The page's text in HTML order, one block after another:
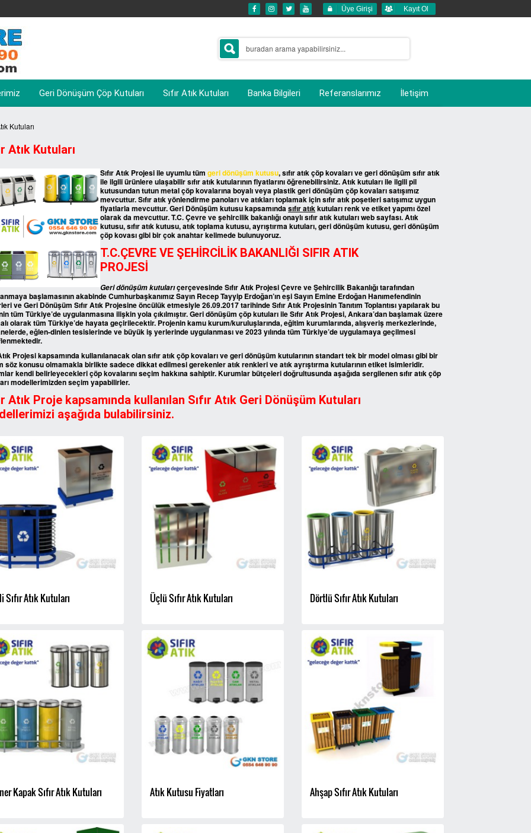
Üye Girişi Kayıt Ol
Geri Dönüşüm Çöp Kutuları Sıfır Atık Kutuları Banka Bilgileri Referanslarımız İletişim
Kutuları
Atık Kutuları
Sıfır Atık Projesi ile uyumlu tüm geri dönüşüm kutusu, sıfır atık çöp kovaları ve geri dönüşüm sıfır atık
ile ilgili ürünlere ulaşabilir sıfır atık kutularının fiyatlarını öğrenebilirsiniz. Atık kutuları ile ilgili pil
kutusundan tutun metal çöp kovalarına boyalı veya plastik geri dönüşüm çöp kovaları satışımız
mevcuttur. Sıfır atık yönlendirme panoları ve atıkları toplamak için sıfır atık poşetleri satışımız uygun
fiyatlarla mevcuttur. Geri Dönüşüm kutusu kapsamındasıfır atıkkutuları renk ve etiket yapımı özel
olarak da mevcuttur. T.C. Çevre ve şehircilik bakanlığı onaylı sıfır atık kutuları web sayfası. Atık
kutusu, sıfır atık kutusu, atık toplama kutusu, ayrıştırma kutuları, geri dönüşüm kutusu, geri dönüşüm
çöp kovası gibi bir çok anahtar kelimede bulunuyoruz.
T.C.ÇEVRE VE ŞEHİRCİLİK BAKANLIĞI SIFIR ATIK
PROJESİ
Geri dönüşüm kutularıçerçevesinde Sıfır Atık Projesi Çevre ve Şehircilik Bakanlığı tarafından
başlamasının akabinde Cumhurbaşkanımız Sayın Recep Tayyip Erdoğan’ın eşi Sayın Emine Erdoğan Hanımefendinin
ve Geri Dönüşüm Sıfır Atık Projesine öncülük etmesiyle 26.09.2017 tarihinde Sıfır Atık Projesinin Tanıtım Toplantısı yapılarak bu
tüm Türkiye’de uygulanmasına ilişkin yola çıkılmıştır. Geri dönüşüm çöp kutuları ile Sıfır Atık Projesi, Ankara’dan başlamak üzere
olarak tüm Türkiye’de hayata geçirilecektir. Projenin kamu kurum/kuruluşlarında, eğitim kurumlarında, alışveriş merkezlerinde,
eğlen-dinlen tesislerinde ve büyük iş yerlerinde uygulanması ve 2023 yılında tüm Türkiye’de uygulamaya geçilmesi
Projesi kapsamında kullanılanacak olan sıfır atık çöp kovaları ve geri dönüşüm kutularının standart tek bir model olması gibi bir
söz konusu olmamakla birlikte sadece dikkat edilmesi gerekenler atık renkleri ve atık ayrıştırma kutularının etiket isimleridir.
kendi belirleyecekleri çöp kovalarını seçim hakkına sahiptir. Kurumlar bütçeleri doğrultusunda aşağıda sergilenen sıfır atık çöp
modellerimizden seçim yapabilirler.
Atık Proje kapsamında kullanılan Sıfır Atık Geri Dönüşüm Kutuları
aşağıda bulabilirsiniz.
Sıfır Atık Kutuları Üçlü Sıfır Atık Kutuları Dörtlü Sıfır Atık Kutuları
Kapak Sıfır Atık Kutuları Atık Kutusu Fiyatları Ahşap Sıfır Atık Kutuları